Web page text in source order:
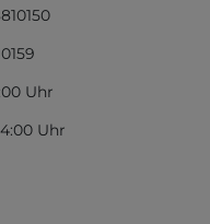
Uhr
Uhr